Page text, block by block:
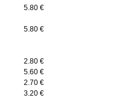
5.80 €
5.80 €
2.80 €
5.60 €
2.70 €
3.20 €